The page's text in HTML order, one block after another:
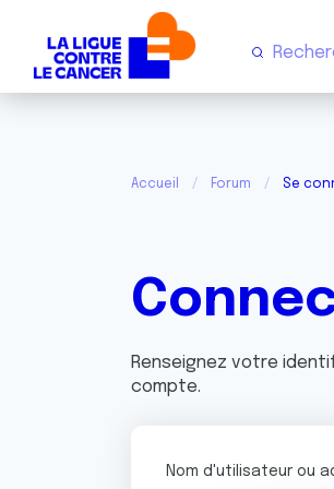
Accueil Forum Se
Renseignez votre
compte.
Nom d'utilisateur ou